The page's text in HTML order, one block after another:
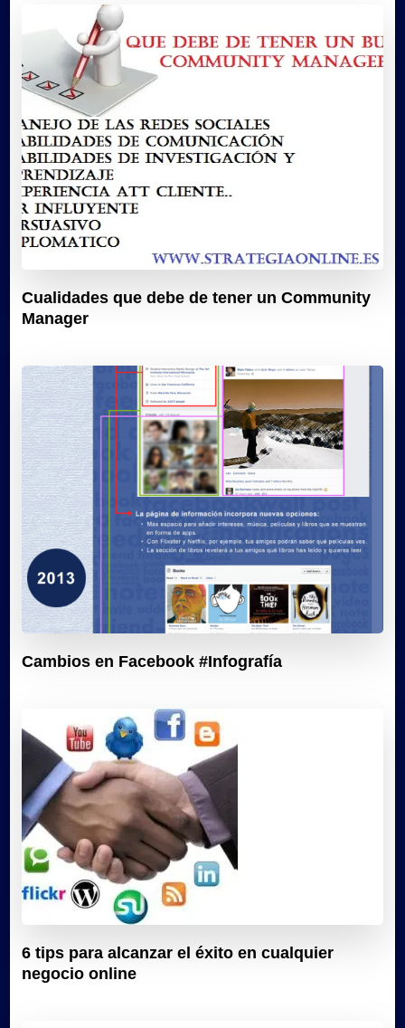
Cualidades que debe de tener un Community
Manager
Cambios en Facebook #Infografía
6 tips para alcanzar el éxito en cualquier
negocio online